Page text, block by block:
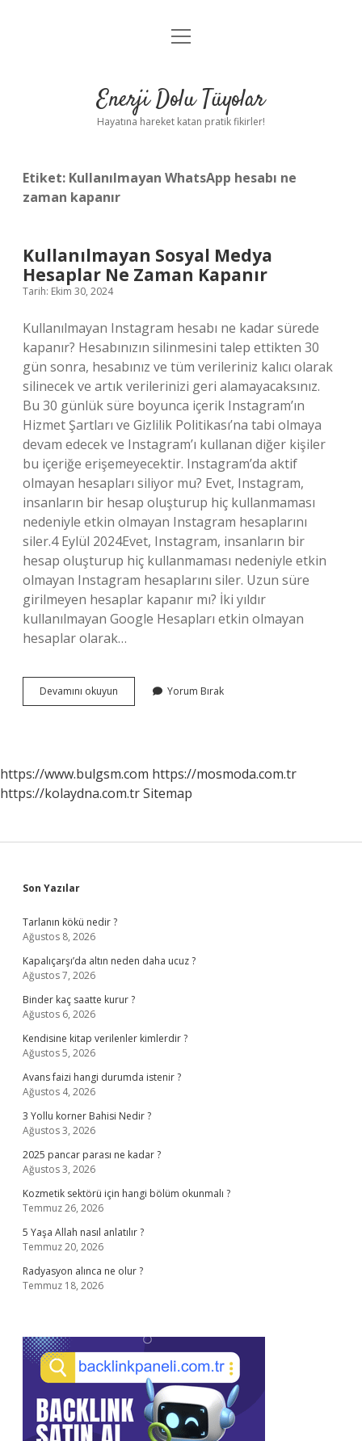
Anasayfa
Yasal Uyarı
menüyü
Enerji Dolu Tüyolar
Hayatına hareket katan pratik fikirler!
Etiket: Kullanılmayan WhatsApp hesabı ne
zaman kapanır
Kullanılmayan Sosyal Medya
Hesaplar Ne Zaman Kapanır
Tarih: Ekim 30, 2024
Kullanılmayan Instagram hesabı ne kadar sürede
kapanır? Hesabınızın silinmesini talep ettikten 30
gün sonra, hesabınız ve tüm verileriniz kalıcı olarak
silinecek ve artık verilerinizi geri alamayacaksınız.
Bu 30 günlük süre boyunca içerik Instagram’ın
Hizmet Şartları ve Gizlilik Politikası’na tabi olmaya
devam edecek ve Instagram’ı kullanan diğer kişiler
bu içeriğe erişemeyecektir. Instagram’da aktif
olmayan hesapları siliyor mu? Evet, Instagram,
insanların bir hesap oluşturup hiç kullanmaması
nedeniyle etkin olmayan Instagram hesaplarını
siler.4 Eylül 2024Evet, Instagram, insanların bir
hesap oluşturup hiç kullanmaması nedeniyle etkin
olmayan Instagram hesaplarını siler. Uzun süre
girilmeyen hesaplar kapanır mı? İki yıldır
kullanılmayan Google Hesapları etkin olmayan
hesaplar olarak…
Devamını okuyun Kullanılmayan
Sosyal
Kapanır
Yorum Bırak
https://www.bulgsm.com https://mosmoda.com.tr
https://kolaydna.com.trSitemap
Sidebar
Son Yazılar
Tarlanın kökü nedir ?
Ağustos 8, 2026
Kapalıçarşı’da altın neden daha ucuz ?
Ağustos 7, 2026
Binder kaç saatte kurur ?
Ağustos 6, 2026
Kendisine kitap verilenler kimlerdir ?
Ağustos 5, 2026
Avans faizi hangi durumda istenir ?
Ağustos 4, 2026
3 Yollu korner Bahisi Nedir ?
Ağustos 3, 2026
2025 pancar parası ne kadar ?
Ağustos 3, 2026
Kozmetik sektörü için hangi bölüm okunmalı ?
Temmuz 26, 2026
5 Yaşa Allah nasıl anlatılır ?
Temmuz 20, 2026
Radyasyon alınca ne olur ?
Temmuz 18, 2026